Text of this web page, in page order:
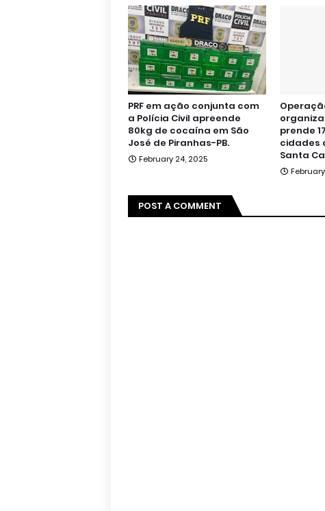
PRF em ação conjunta com
a Polícia Civil apreende
80kg de cocaína em São
José de Piranhas-PB.
February 24, 2025
prende
cidades
Santa
POST A COMMENT